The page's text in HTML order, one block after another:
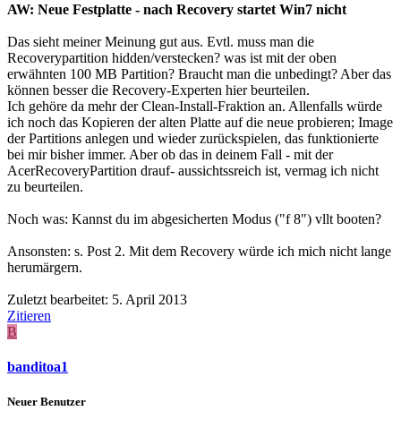
AW: Neue Festplatte - nach Recovery startet Win7 nicht
Das sieht meiner Meinung gut aus. Evtl. muss man die
Recoverypartition hidden/verstecken? was ist mit der oben
erwähnten 100 MB Partition? Braucht man die unbedingt? Aber das
können besser die Recovery-Experten hier beurteilen.
Ich gehöre da mehr der Clean-Install-Fraktion an. Allenfalls würde
ich noch das Kopieren der alten Platte auf die neue probieren; Image
der Partitions anlegen und wieder zurückspielen, das funktionierte
bei mir bisher immer. Aber ob das in deinem Fall - mit der
AcerRecoveryPartition drauf- aussichtssreich ist, vermag ich nicht
zu beurteilen.
Noch was: Kannst du im abgesicherten Modus ("f 8") vllt booten?
Ansonsten: s. Post 2. Mit dem Recovery würde ich mich nicht lange
herumärgern.
Zuletzt bearbeitet: 5. April 2013
Zitieren
B
banditoa1
Neuer Benutzer